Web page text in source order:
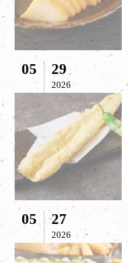
05 29
2026
05 27
2026